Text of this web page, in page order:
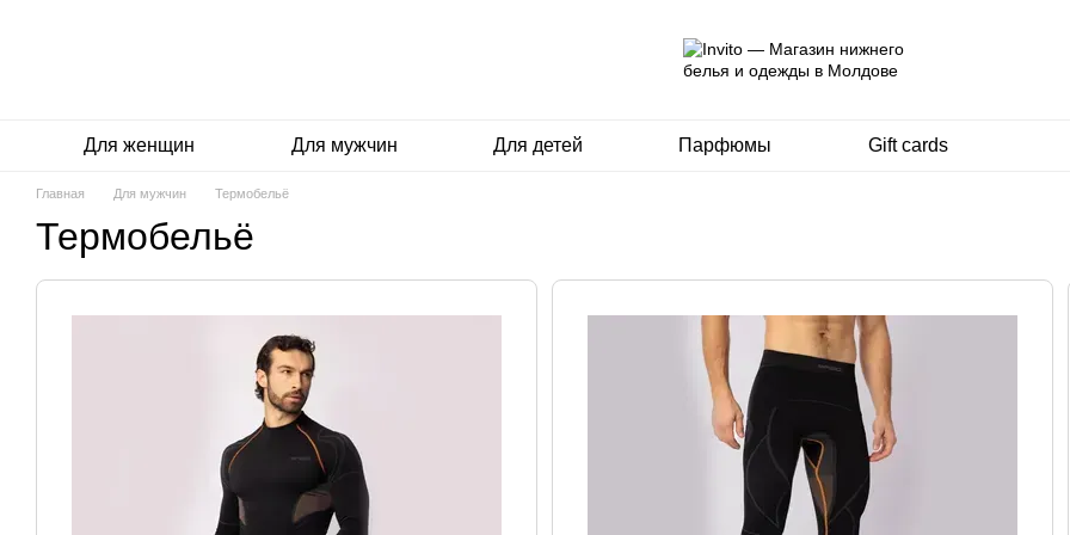
Для женщин Для мужчин Для детей Парфюмы Gift cards
Главная Для мужчин Термобельё
Термобельё